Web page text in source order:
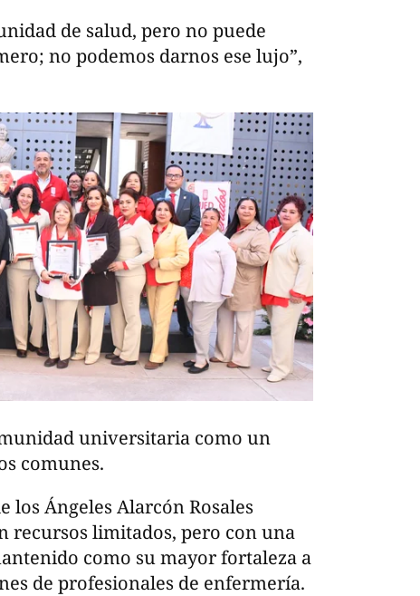
de salud, pero no puede
no podemos darnos ese lujo”,
universitaria como un
comunes.
los Ángeles Alarcón Rosales
recursos limitados, pero con una
como su mayor fortaleza a
de profesionales de enfermería.